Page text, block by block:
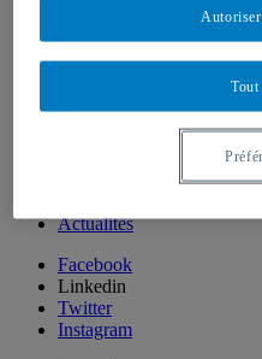
EUR8511 –
EUT1065 –
patrimoniales
Séminaire
Actualités
Facebook
Linkedin
Twitter
Instagram